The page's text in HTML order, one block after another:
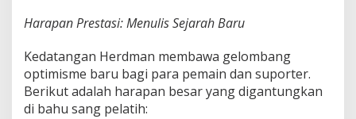
Harapan Prestasi: Menulis Sejarah Baru
Kedatangan Herdman membawa gelombang
optimisme baru bagi para pemain dan suporter.
Berikut adalah harapan besar yang digantungkan
di bahu sang pelatih: